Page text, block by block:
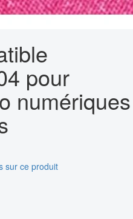
pour
numériques
sur ce produit